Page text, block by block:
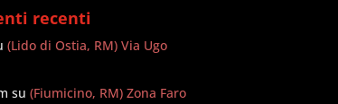
recenti
(Lido di Ostia, RM) Via Ugo
su(Fiumicino, RM) Zona Faro